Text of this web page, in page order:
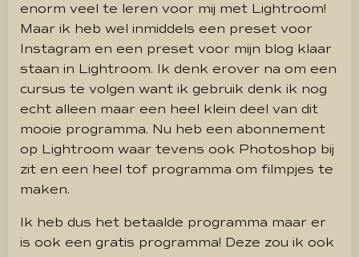
enorm veel te leren voor mij met Lightroom!
Maar ik heb wel inmiddels een preset voor
Instagram en een preset voor mijn blog klaar
staan in Lightroom. Ik denk erover na om een
cursus te volgen want ik gebruik denk ik nog
echt alleen maar een heel klein deel van dit
mooie programma. Nu heb een abonnement
op Lightroom waar tevens ook Photoshop bij
zit en een heel tof programma om filmpjes te
maken.
Ik heb dus het betaalde programma maar er
is ook een gratis programma! Deze zou ik ook